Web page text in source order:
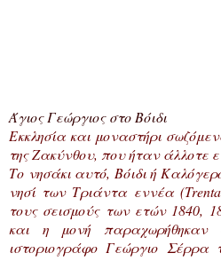
Άγιος Γεώργιος στο Βόιδι
Εκκλησία και μοναστήρι
της Ζακύνθου, που ήταν άλλοτε
Το νησάκι αυτό, Βόιδι ή
νησί των Τριάντα εννέα
τους σεισμούς των ετών 1840,
και η μονή
ιστοριογράφο Γεώργιο Σέρρα